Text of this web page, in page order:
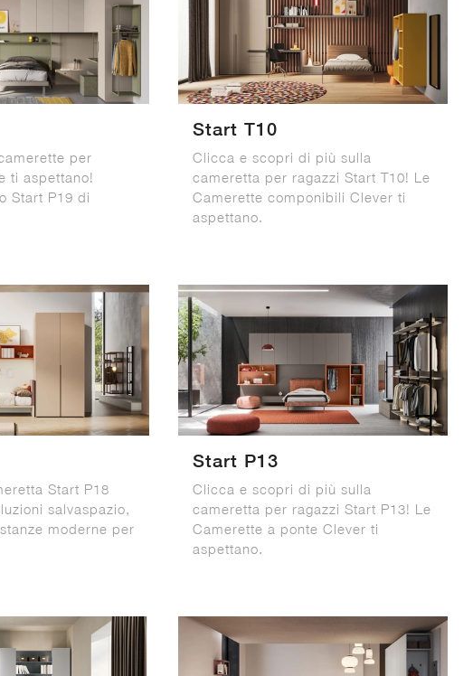
per
ti aspettano!
Start P19 di
Start T10
Clicca e scopri di più sulla
cameretta per ragazzi Start T10! Le
Camerette componibili Clever ti
aspettano.
Start P18
salvaspazio,
moderne per
Start P13
Clicca e scopri di più sulla
cameretta per ragazzi Start P13! Le
Camerette a ponte Clever ti
aspettano.